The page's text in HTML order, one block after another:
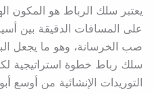
يعتبر سلك الرباط هو المكون
على المسافات الدقيقة بين
صب الخرسانة، وهو ما يجعل
سلك رباط خطوة
التوريدات الإنشائية من أوسع